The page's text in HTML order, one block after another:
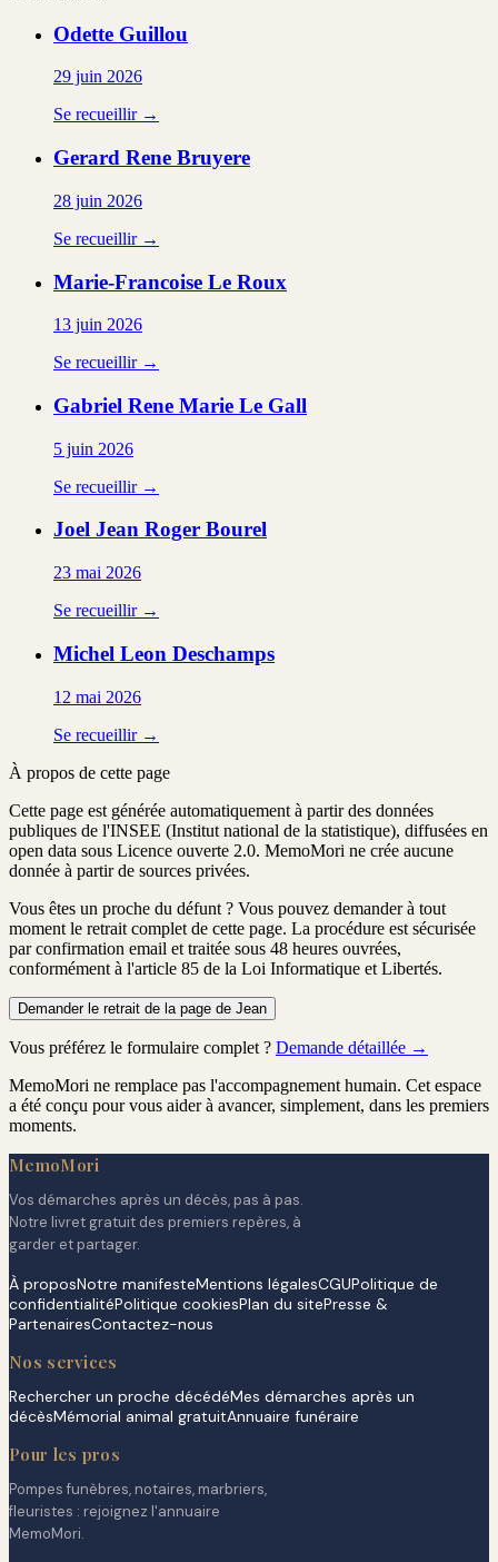
Odette Guillou
29 juin 2026
Se recueillir →
Gerard Rene Bruyere
28 juin 2026
Se recueillir →
Marie-Francoise Le Roux
13 juin 2026
Se recueillir →
Gabriel Rene Marie Le Gall
5 juin 2026
Se recueillir →
Joel Jean Roger Bourel
23 mai 2026
Se recueillir →
Michel Leon Deschamps
12 mai 2026
Se recueillir →
À propos de cette page
Cette page est générée automatiquement à partir des données
publiques de l'INSEE (Institut national de la statistique), diffusées en
open data sous Licence ouverte 2.0. MemoMori ne crée aucune
donnée à partir de sources privées.
Vous êtes un proche du défunt ? Vous pouvez demander à tout
moment le retrait complet de cette page. La procédure est sécurisée
par confirmation email et traitée sous 48 heures ouvrées,
conformément à l'article 85 de la Loi Informatique et Libertés.
Demander le retrait de la page de Jean
Vous préférez le formulaire complet ? Demande détaillée →
MemoMori ne remplace pas l'accompagnement humain. Cet espace
a été conçu pour vous aider à avancer, simplement, dans les premiers
moments.
MemoMori
Vos démarches après un décès, pas à pas.
Notre livret gratuit des premiers repères, à
garder et partager.
À proposNotre manifesteMentions légalesCGUPolitique de
confidentialitéPolitique cookiesPlan du sitePresse &
PartenairesContactez-nous
Nos services
Rechercher un proche décédéMes démarches après un
décèsMémorial animal gratuitAnnuaire funéraire
Pour les pros
Pompes funèbres, notaires, marbriers,
fleuristes : rejoignez l'annuaire
MemoMori.